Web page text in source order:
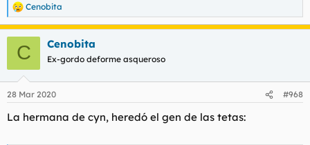
R
e
a
e
:
Cenobita
C Cenobita
Ex-gordo deforme asqueroso
28 Mar 2020 #968
La hermana de cyn, heredó el gen de las tetas: